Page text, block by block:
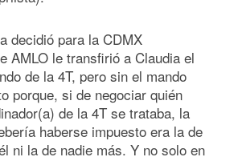
decidió para la CDMX
AMLO le transfirió a Claudia el
de la 4T, pero sin el mando
porque, si de negociar quién
de la 4T se trataba, la
haberse impuesto era la de
ni la de nadie más. Y no solo en